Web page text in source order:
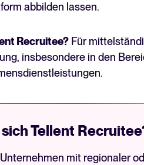
abbilden lassen.
Recruitee? Für
insbesondere in den
Tellent
mit regionaler